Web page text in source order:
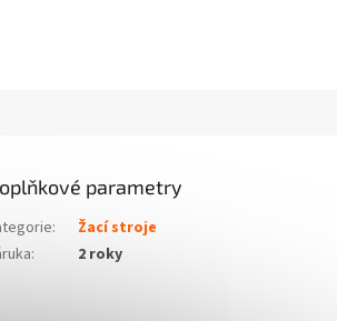
parametry
:
Žací stroje
: 2 roky